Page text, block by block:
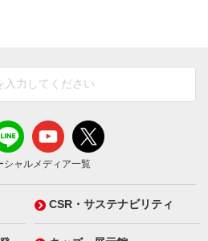
シャルメディア一覧
CSR・サステナビリティ